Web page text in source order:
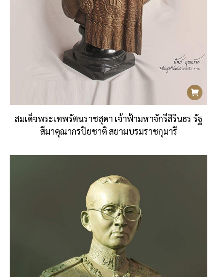
สมเด็จพระเทพรัตนราชสุดา เจ้าฟ้ามหาจักรีสิรินธร รัฐ
สีมาคุณากรปิยชาติ สยามบรมราชกุมารี